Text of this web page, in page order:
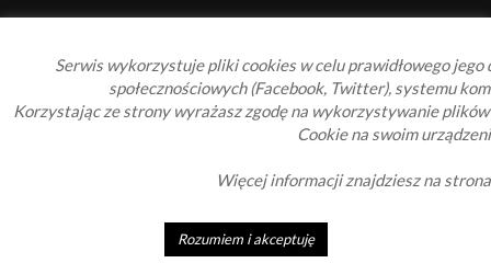
Reklama
Polityka prywatności
© 2010-2019 Sailbook.pl
Serwis wykorzystuje pliki cookies w celu prawidłowego
społecznościowych (Facebook, Twitter), systemu
Korzystając ze strony wyrażasz zgodę na wykorzystywanie
Cookie na swoim
Więcej informacji znajdziesz na
Rozumiem i akceptuję